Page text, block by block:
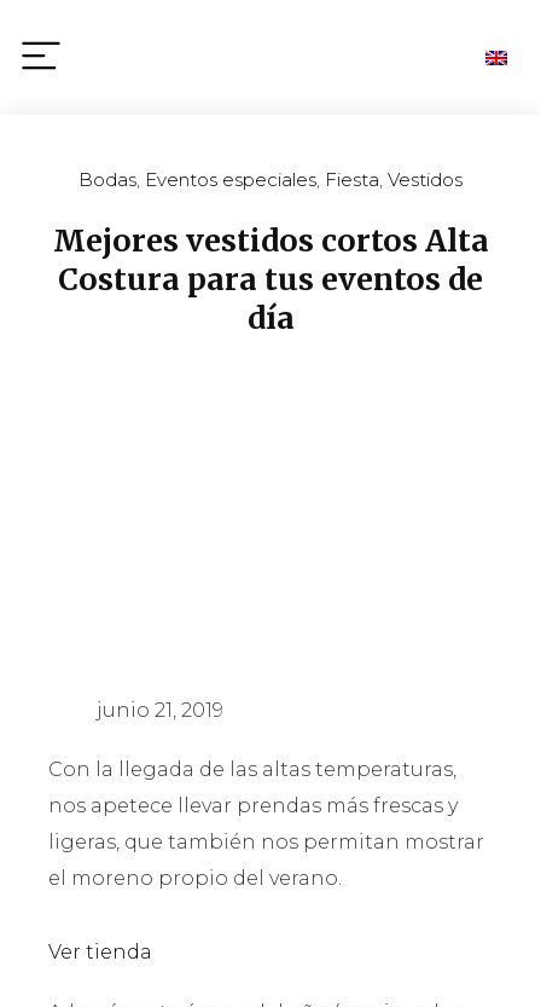
Bodas Eventos especiales Fiesta Vestidos
Mejores vestidos cortos Alta
Costura para tus eventos de
día
junio 21, 2019
Con la llegada de las altas temperaturas,
nos apetece llevar prendas más frescas y
ligeras, que también nos permitan mostrar
el moreno propio del verano.
Ver tienda